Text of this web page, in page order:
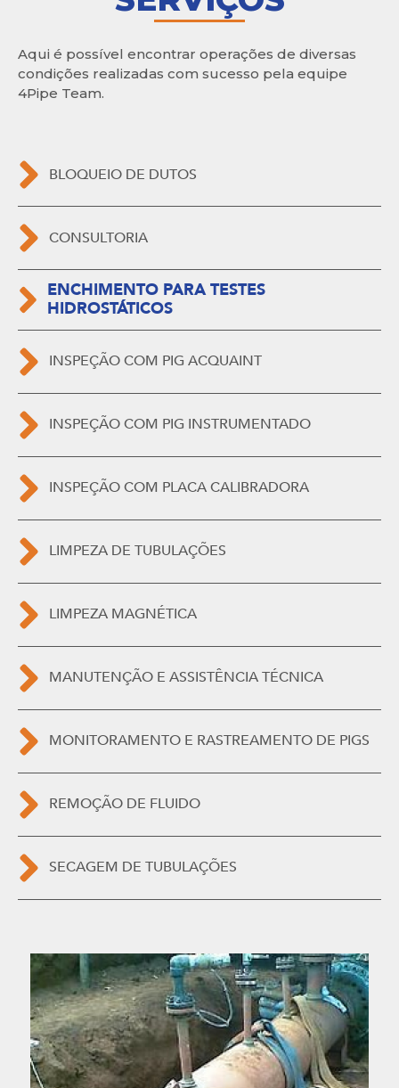
Aqui é possível encontrar operações de diversas
condições realizadas com sucesso pela equipe
4Pipe Team.
BLOQUEIO DE DUTOS
CONSULTORIA
ENCHIMENTO PARA TESTES
HIDROSTÁTICOS
INSPEÇÃO COM PIG ACQUAINT
INSPEÇÃO COM PIG INSTRUMENTADO
INSPEÇÃO COM PLACA CALIBRADORA
LIMPEZA DE TUBULAÇÕES
LIMPEZA MAGNÉTICA
MANUTENÇÃO E ASSISTÊNCIA TÉCNICA
MONITORAMENTO E RASTREAMENTO DE PIGS
REMOÇÃO DE FLUIDO
SECAGEM DE TUBULAÇÕES